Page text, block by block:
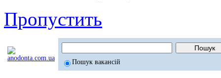
Пропустить
Пошук вакансій